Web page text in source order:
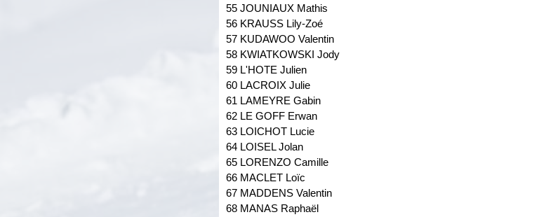
55 JOUNIAUX Mathis
56 KRAUSS Lily-Zoé
57 KUDAWOO Valentin
58 KWIATKOWSKI Jody
59 L'HOTE Julien
60 LACROIX Julie
61 LAMEYRE Gabin
62 LE GOFF Erwan
63 LOICHOT Lucie
64 LOISEL Jolan
65 LORENZO Camille
66 MACLET Loïc
67 MADDENS Valentin
68 MANAS Raphaël